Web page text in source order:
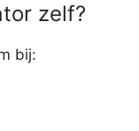
zelf?
bij: